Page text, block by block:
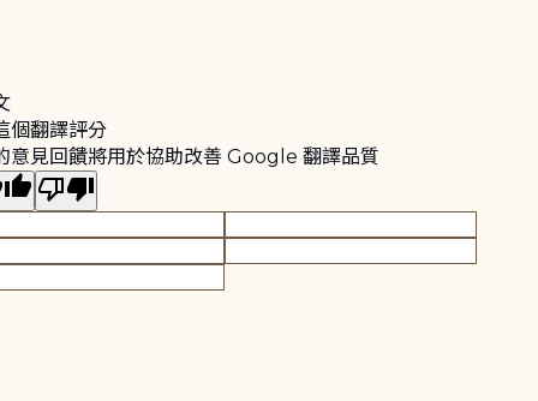
個翻譯評分
意見回饋將用於協助改善 Google 翻譯品質